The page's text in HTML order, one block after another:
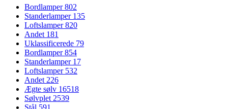
Bordlamper802
Standerlamper 135
Loftslamper820
Andet 181
Uklassificerede 79
Bordlamper854
Standerlamper 17
Loftslamper 532
Andet 226
Ægte sølv 16518
Sølvplet 2539
Stål 591